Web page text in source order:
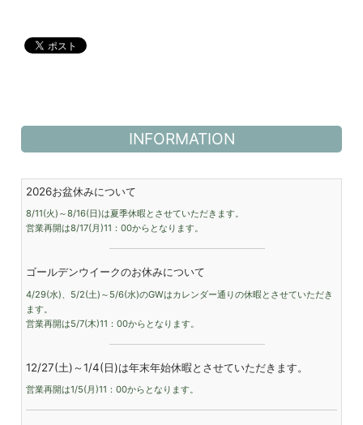
INFORMATION
2026お盆休みについて
8/11(火)～8/16(日)は夏季休暇とさせていただきます。
営業再開は8/17(月)11：00からとなります。
ゴールデンウイークのお休みについて
4/29(水)、5/2(土)～5/6(水)のGWはカレンダー通りの休暇とさせていただき
ます。
営業再開は5/7(木)11：00からとなります。
12/27(土)～1/4(日)は年末年始休暇とさせていただきます。
営業再開は1/5(月)11：00からとなります。